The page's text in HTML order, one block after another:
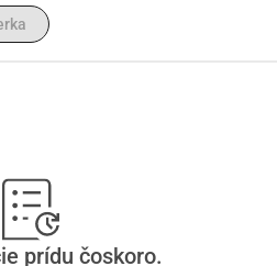
prídu čoskoro.